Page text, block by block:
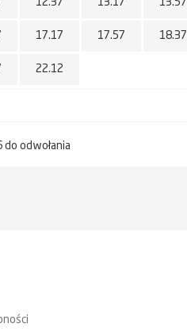
12.37 13.17 13.57
17.17 17.57 18.37
22.12
do odwołania